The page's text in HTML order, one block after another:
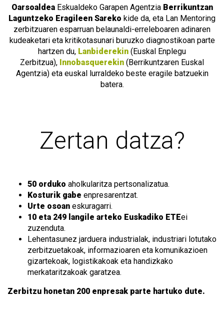
OarsoaldeaEskualdeko Garapen Agentzia Berrikuntzan
Laguntzeko Eragileen Sareko kide da, eta Lan Mentoring
zerbitzuaren esparruan belaunaldi-erreleboaren adinaren
kudeaketari eta kritikotasunari buruzko diagnostikoan parte
hartzen du, Lanbiderekin (Euskal Enplegu
Zerbitzua), Innobasquerekin (Berrikuntzaren Euskal
Agentzia) eta euskal lurraldeko beste eragile batzuekin
batera.
Zertan datza?
50 orduko aholkularitza pertsonalizatua.
Kosturik gabe enpresarentzat.
Urte osoan eskuragarri.
10 eta 249 langile arteko Euskadiko ETEei
zuzenduta.
Lehentasunez jarduera industrialak, industriari lotutako
zerbitzuetakoak, informazioaren eta komunikazioen
gizartekoak, logistikakoak eta handizkako
merkataritzakoak garatzea.
Zerbitzu honetan 200 enpresak parte hartuko dute.